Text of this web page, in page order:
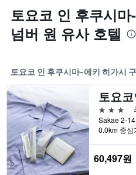
토요코 인 후쿠시
넘버 원 유사 호텔
토요코 인 후쿠시마-에키 히가시
3성급
Sakae 2-
0.0km 중심
60,497원